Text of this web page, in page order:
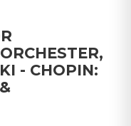
- CHOPIN: